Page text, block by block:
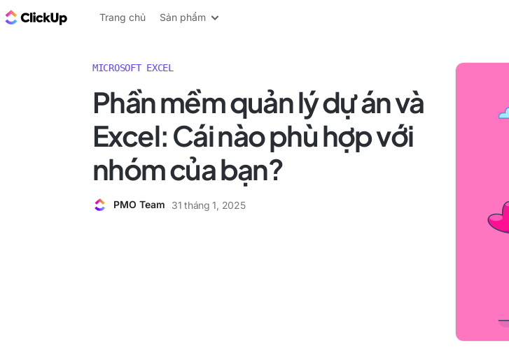
ClickUp Blog
Trang chủ Sản phẩm
MICROSOFT EXCEL
Phần mềm quản lý dự án và
Excel: Cái nào phù hợp với
nhóm của bạn?
PMO Team 31 tháng 1, 2025